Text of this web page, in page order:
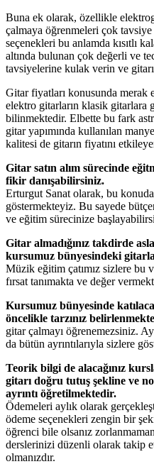
Buna ek olarak, özellikle
çalmaya öğrenmeleri çok
seçenekleri bu anlamda kısıtlı
altında bulunan çok değerli ve
tavsiyelerine kulak verin ve
Gitar fiyatları konusunda
elektro gitarların klasik gitarlara
bilinmektedir. Elbette bu fark
gitar yapımında kullanılan
kalitesi de gitarın fiyatını
Gitar satın alım sürecinde
fikir danışabilirsiniz.
Erturgut Sanat olarak, bu
göstermekteyiz. Bu sayede
ve eğitim sürecinize
Gitar almadığınız takdirde
kursumuz bünyesindeki
Müzik eğitim çatımız sizlere bu
fırsat tanımakta ve değer
Kursumuz bünyesinde
öncelikle tarzınız
gitar çalmayı öğrenemezsiniz.
da bütün ayrıntılarıyla sizlere
Teorik bilgi de alacağınız
gitarı doğru tutuş şekline ve
ayrıntı öğretilmektedir.
Ödemeleri aylık olarak
ödeme seçenekleri zengin bir
öğrenci bile olsanız
derslerinizi düzenli olarak takip
olmanızdır.